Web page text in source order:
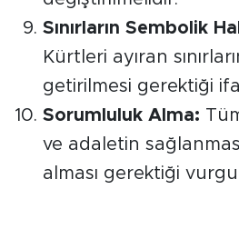
Sınırların Sembolik
Kürtleri ayıran
getirilmesi gerektiği
Sorumluluk Alma:
ve adaletin
alması gerektiği